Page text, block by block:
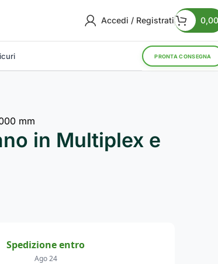
Accedi / Registrati 0,00
PRONTA CONSEGNA
mm
in Multiplex e
Spedizione entro
Ago 24